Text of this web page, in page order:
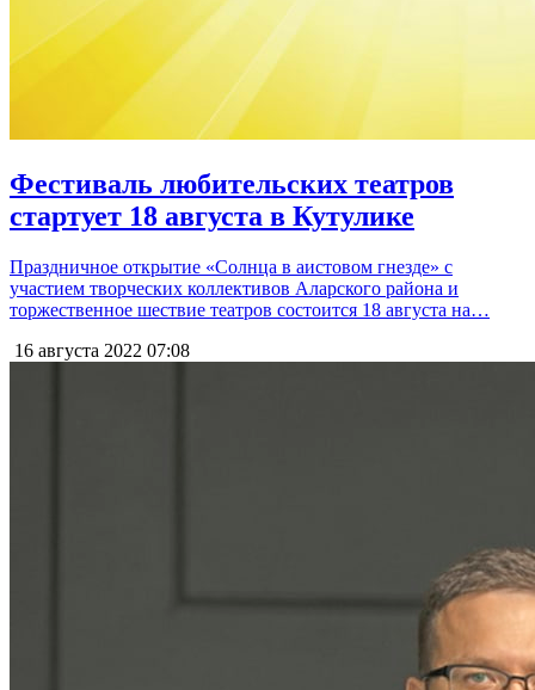
Фестиваль любительских театров
стартует 18 августа в Кутулике
Праздничное открытие «Солнца в аистовом гнезде» с
участием творческих коллективов Аларского района и
торжественное шествие театров состоится 18 августа на…
16 августа 2022 07:08